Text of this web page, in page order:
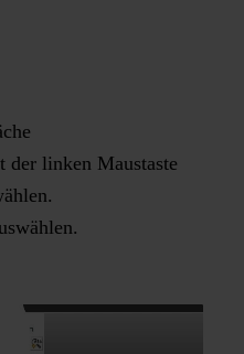
der linken Maustaste